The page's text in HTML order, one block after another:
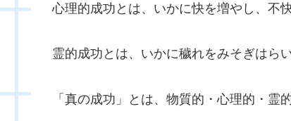
心理的成功とは、いかに快を増やし、不
霊的成功とは、いかに穢れをみそぎはら
「真の成功」とは、物質的・心理的・霊